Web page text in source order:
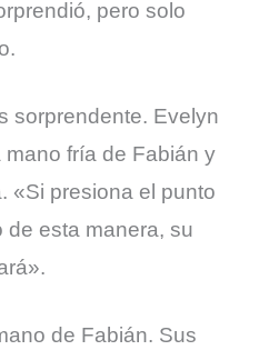
pero solo
sorprendente. Evelyn
fría de Fabián y
«Si presiona el punto
de esta manera, su
de Fabián. Sus